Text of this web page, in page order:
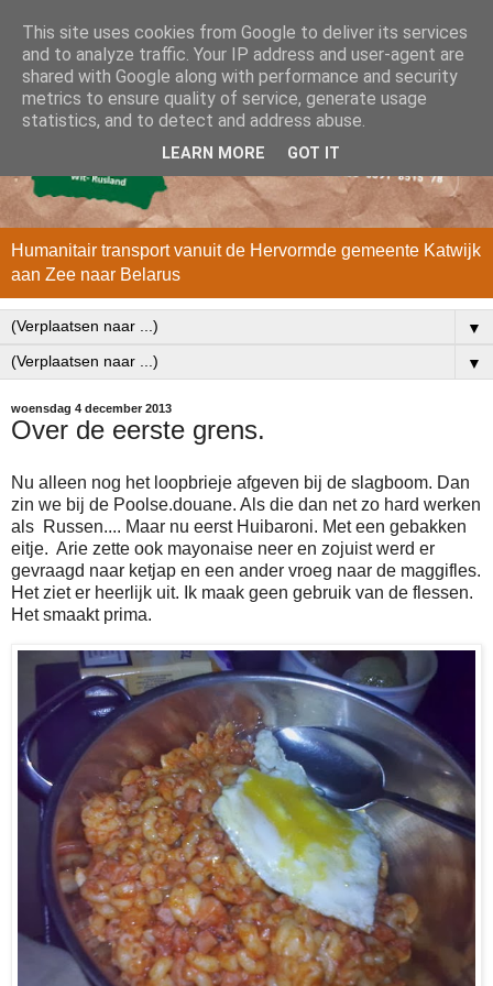
Humanitair transport vanuit de Hervormde gemeente Katwijk
aan Zee naar Belarus
▼
▼
woensdag 4 december 2013
Over de eerste grens.
Nu alleen nog het loopbrieje afgeven bij de slagboom. Dan
zin we bij de Poolse.douane. Als die dan net zo hard werken
als Russen.... Maar nu eerst Huibaroni. Met een gebakken
eitje. Arie zette ook mayonaise neer en zojuist werd er
gevraagd naar ketjap en een ander vroeg naar de maggifles.
Het ziet er heerlijk uit. Ik maak geen gebruik van de flessen.
Het smaakt prima.
This site uses cookies from Google to deliver its services
and to analyze traffic. Your IP address and user-agent are
shared with Google along with performance and security
metrics to ensure quality of service, generate usage
statistics, and to detect and address abuse.
LEARN MORE GOT IT